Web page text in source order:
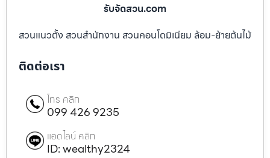
รับจัดสวน.com
สวนแนวตั้ง สวนสำนักงาน สวนคอนโดมิเนียม ล้อม-ย้ายต้นไม้
ติดต่อเรา
โทร คลิก
099 426 9235
แอดไลน์ คลิก
ID: wealthy2324